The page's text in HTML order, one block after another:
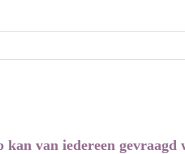
van iedereen gevraagd